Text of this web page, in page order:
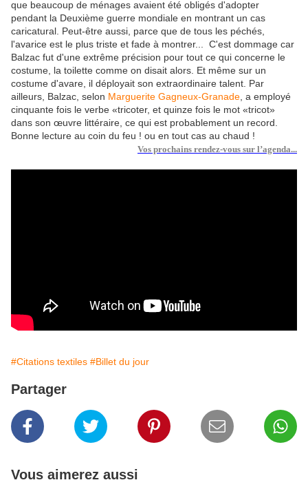
que beaucoup de ménages avaient été obligés d'adopter
pendant la Deuxième guerre mondiale en montrant un cas
caricatural. Peut-être aussi, parce que de tous les péchés,
l'avarice est le plus triste et fade à montrer... C'est dommage car
Balzac fut d'une extrême précision pour tout ce qui concerne le
costume, la toilette comme on disait alors. Et même sur un
costume d'avare, il déployait son extraordinaire talent. Par
ailleurs, Balzac, selon Marguerite Gagneux-Granade , a employé
cinquante fois le verbe «tricoter, et quinze fois le mot «tricot»
dans son œuvre littéraire, ce qui est probablement un record.
Bonne lecture au coin du feu ! ou en tout cas au chaud !
Vos prochains rendez-vous sur l’agenda...
#Citations textiles #Billet du jour
Partager
Vous aimerez aussi